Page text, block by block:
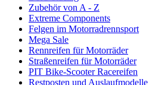
Zubehör von A - Z
Extreme Components
Felgen im Motorradrennsport
Mega Sale
Rennreifen für Motorräder
Straßenreifen für Motorräder
PIT Bike-Scooter Racereifen
Restposten und Auslaufmodelle